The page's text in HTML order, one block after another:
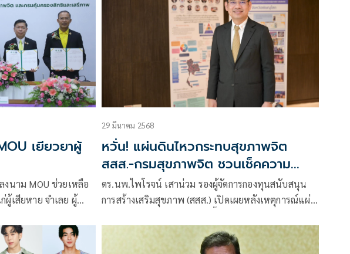
เยียวยาผู้
นาม MOU ช่วยเหลือ
ผู้เสียหาย จำเลย ผู้
ใหม่ตัดสิน
29 มีนาคม 2568
หวั่น! แผ่นดินไหวกระทบสุขภาพจิต
สสส.-กรมสุขภาพจิต ชวนเช็คความ
เสี่ยง-วิธีรับมือความวิตกกังวล เผย
อาการเวียนหัวอาจเป็น“โรคสมองเมา
ดูแลจิตใจ
ดร.นพ.ไพโรจน์ เสาน่วม รองผู้จัดการกองทุนสนับสนุน
การสร้างเสริมสุขภาพ (สสส.) เปิดเผยหลังเหตุการณ์แผ่น
บ้านเรือนพังเสียหายเป็นวงกว้าง แต่ผู้ประสบภัยจำนวน
มากยังคงอยู่กับความหวาดกลัว วิตกกังวล จนอาจส่งผลกระ